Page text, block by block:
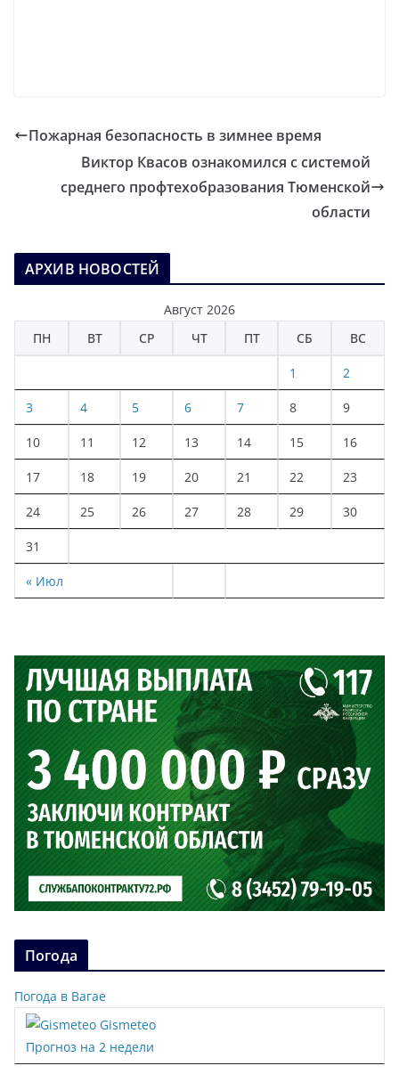
Пожарная безопасность в зимнее время
Виктор Квасов ознакомился с системой
среднего профтехобразования Тюменской
области
АРХИВ НОВОСТЕЙ
Август 2026
ПН
ВТ СР ЧТ ПТ СБ ВС
« Июл
1 2
3 4 5 6 7 8 9
10 11 12 13 14 15 16
17 18 19 20 21 22 23
24 25 26 27 28 29 30
31
Погода
Погода в Вагае
Gismeteo
Прогноз на 2 недели